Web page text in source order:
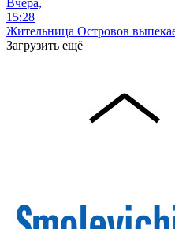
15:28
Жительница Островов
Загрузить ещё